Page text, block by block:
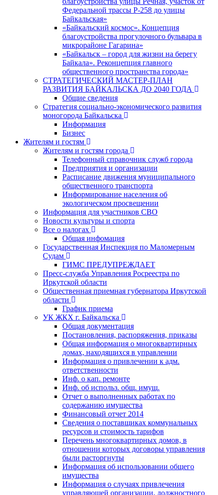
Федеральной трассы Р-258 до улицы
Байкальская»
«Байкальский космос». Концепция
благоустройства прогулочного бульвара в
микрорайоне Гагарина»
«Байкальск – город для жизни на берегу
Байкала». Реконцепция главного
общественного пространства города»
СТРАТЕГИЧЕСКИЙ МАСТЕР-ПЛАН
РАЗВИТИЯ БАЙКАЛЬСКА ДО 2040 ГОДА
Общие сведения
Стратегия социально-экономического развития
моногорода Байкальска
Информация
Бизнес
Жителям и гостям
Жителям и гостям города
Телефонный справочник служб города
Предприятия и организации
Расписание движения муниципального
общественного транспорта
Информирование населения об
экологическом просвещении
Информация для участников СВО
Новости культуры и спорта
Все о налогах
Общая инфомация
Государственная Инспекция по Маломерным
Судам
ГИМС ПРЕДУПРЕЖДАЕТ
Пресс-служба Управления Росреестра по
Иркутской области
Общественная приемная губернатора Иркутской
области
График приема
УК ЖКХ г. Байкальска
Общая документация
Постановления, распоряжения, приказы
Общая информация о многоквартирных
домах, находящихся в управлении
Информация о привлечении к адм.
ответственности
Инф. о кап. ремонте
Инф. об использ. общ. имущ.
Отчет о выполненных работах по
содержанию имущества
Финансовый отчет 2014
Сведения о поставщиках коммунальных
ресурсов и стоимость тарифов
Перечень многоквартирных домов, в
отношении которых договоры управления
были расторгнуты
Информация об использовании общего
имущества
Информация о случаях привлечения
управляющей организации, должностного